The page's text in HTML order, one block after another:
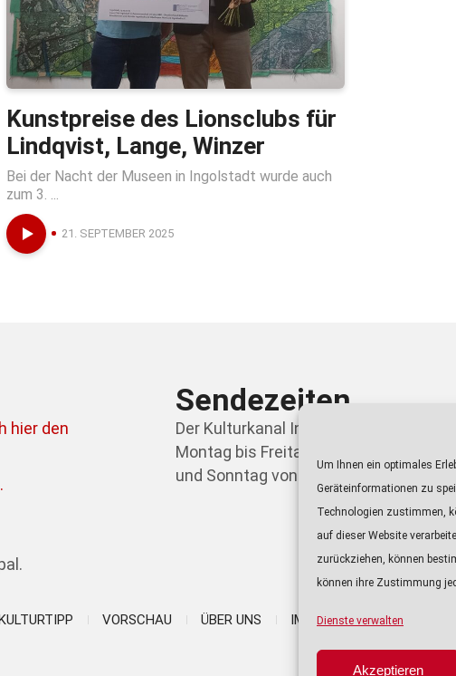
Um Ihnen ein optimales
Geräteinformationen zu
Technologien zustimmen,
auf dieser Website
zurückziehen, können
können ihre Zustimmung
Dienste verwalten
Akzeptieren
Kunstpreise des Lionsclubs für
Lindqvist, Lange, Winzer
Bei der Nacht der Museen in Ingolstadt wurde auch
zum 3. ...
21. SEPTEMBER 2025
Audio-
Player
hier den
Sendezeiten
Der Kulturkanal Ingolstadt sendet auf
Montag bis Freitag von 21.00 bis 21.15
und Sonntag von 09.00 bis 09.30 Uhr.
VORSCHAU ÜBER UNS IMPRESSUM